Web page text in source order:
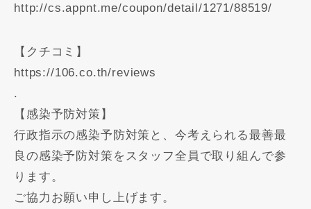
http://cs.appnt.me/coupon/detail/1271/88519/
【クチコミ】
https://106.co.th/reviews
.
【感染予防対策】
行政指示の感染予防対策と、今考えられる最善最
良の感染予防対策をスタッフ全員で取り組んで参
ります。
ご協力お願い申し上げます。